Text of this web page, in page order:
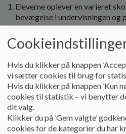
Eleverne oplever en varieret
bevægelse i undervisningen og
Bevægelse understøtter faglig
fællesskaber
Skolen udvikler en kultur, hvor
inkluderende for alle.
Skolens opgave:
At planlægge undervisning og
Hvis du klikker på knappen
vi sætter cookies til brug for
Hvis du klikker på knappen ’Kun
cookies til statistik – vi benytter
dit valg.
Klikker du på ’Gem valgte’
cookies for de kategorier du har